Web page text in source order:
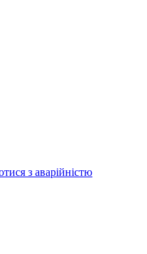
з аварійністю